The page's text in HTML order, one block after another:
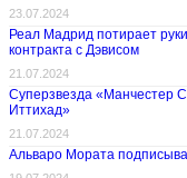
23.07.2024
Реал Мадрид потирает
контракта с Дэвисом
21.07.2024
Суперзвезда «Манчестер
Иттихад»
21.07.2024
Альваро Мората